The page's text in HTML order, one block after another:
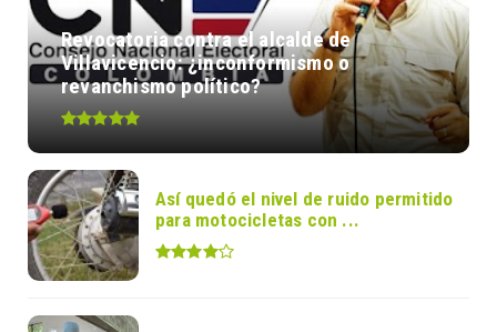
Revocatoria contra el alcalde de
Villavicencio: ¿inconformismo o
revanchismo político?
Así quedó el nivel de ruido permitido
para motocicletas con ...